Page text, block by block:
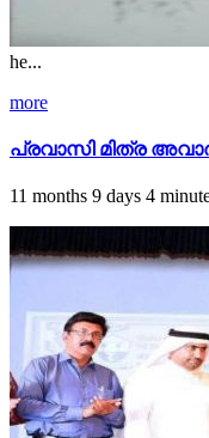
he...
more
പ്രവാസി മിത്ര
11 months 9 days 4